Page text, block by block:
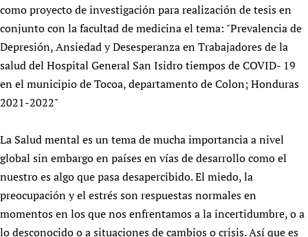
Newborn Care
como proyecto de investigación para realización de tesis en
conjunto con la facultad de medicina el tema: "Prevalencia de
Depresión, Ansiedad y Desesperanza en Trabajadores de la
salud del Hospital General San Isidro tiempos de COVID- 19
en el municipio de Tocoa, departamento de Colon; Honduras
2021-2022"
La Salud mental es un tema de mucha importancia a nivel
global sin embargo en países en vías de desarrollo como el
nuestro es algo que pasa desapercibido. El miedo, la
preocupación y el estrés son respuestas normales en
momentos en los que nos enfrentamos a la incertidumbre, o a
lo desconocido o a situaciones de cambios o crisis. Así que es